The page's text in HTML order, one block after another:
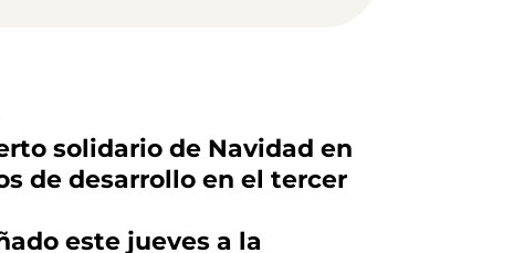
solidario de Navidad en
de desarrollo en el tercer
este jueves a la